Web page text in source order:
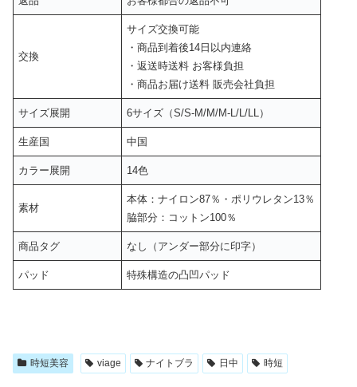
交換
サイズ交換可能
・商品到着後14日以内連絡
・返送時送料 お客様負担
・商品お届け送料 販売会社負担
サイズ展開 6サイズ（S/S-M/M/M-L/L/LL）
生産国 中国
カラー展開 14色
素材
本体：ナイロン87％・ポリウレタン13％
脇部分：コットン100％
商品タグ なし（アンダー部分に印字）
パッド 特殊構造の凸凹パッド
時短美容 viage ナイトブラ 日中 時短